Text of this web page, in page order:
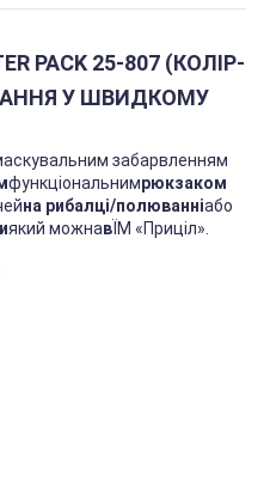
PACK 25-807 (КОЛІР-
У ШВИДКОМУ
забарвленням
функціональнимрюкзаком
на рибалці/полюванніабо
який можнав ЇМ «Приціл».